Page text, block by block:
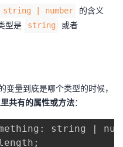
string | number
的含义
型是 string 或者
量到底是哪个类型的时候，
共有的属性或方法：
string |